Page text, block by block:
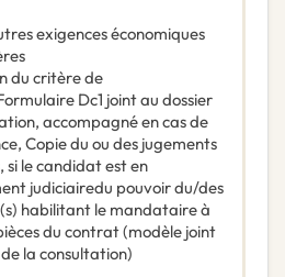
exigences économiques
du critère de
Dc1 joint au dossier
accompagné en cas de
Copie du ou des jugements
si le candidat est en
judiciairedu pouvoir du/des
habilitant le mandataire à
du contrat (modèle joint
la consultation)